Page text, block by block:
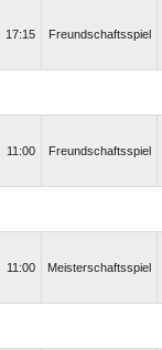
17:15 Freundschaftsspiel
11:00 Freundschaftsspiel
11:00 Meisterschaftsspiel